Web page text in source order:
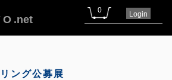
.net
0 Login
ング公募展